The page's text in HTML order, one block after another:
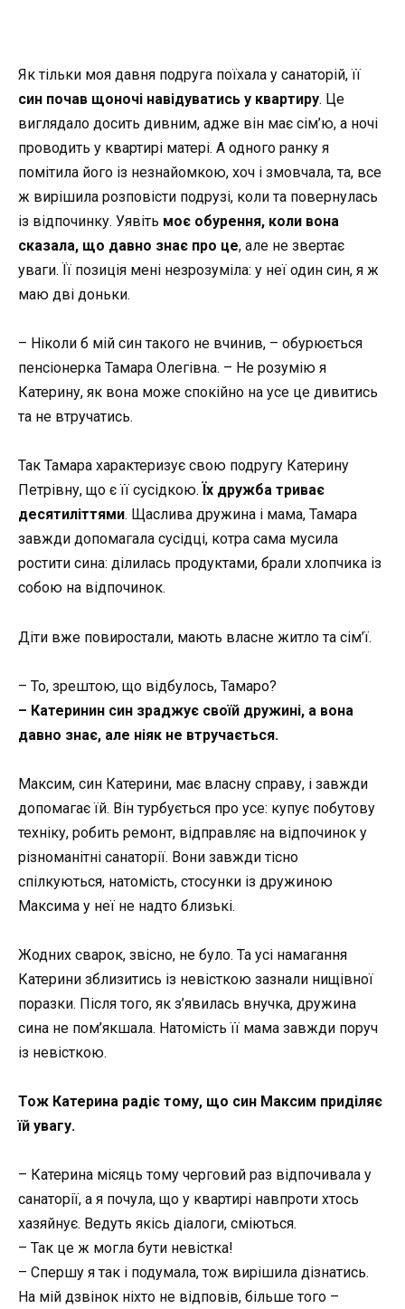
Як тільки моя давня подруга поїхала у санаторій, її
син почав щоночі навідуватись у квартиру. Це
виглядало досить дивним, адже він має сім’ю, а ночі
проводить у квартирі матері. А одного ранку я
помітила його із незнайомкою, хоч і змовчала, та, все
ж вирішила розповісти подрузі, коли та повернулась
із відпочинку. Уявіть моє обурення, коли вона
сказала, що давно знає про це, але не звертає
уваги. Її позиція мені незрозуміла: у неї один син, я ж
маю дві доньки.
– Ніколи б мій син такого не вчинив, – обурюється
пенсіонерка Тамара Олегівна. – Не розумію я
Катерину, як вона може спокійно на усе це дивитись
та не втручатись.
Так Тамара характеризує свою подругу Катерину
Петрівну, що є її сусідкою. Їх дружба триває
десятиліттями. Щаслива дружина і мама, Тамара
завжди допомагала сусідці, котра сама мусила
ростити сина: ділилась продуктами, брали хлопчика із
собою на відпочинок.
Діти вже повиростали, мають власне житло та сім’ї.
– То, зрештою, що відбулось, Тамаро?
– Катеринин син зраджує своїй дружині, а вона
давно знає, але ніяк не втручається.
Максим, син Катерини, має власну справу, і завжди
допомагає їй. Він турбується про усе: купує побутову
техніку, робить ремонт, відправляє на відпочинок у
різноманітні санаторії. Вони завжди тісно
спілкуються, натомість, стосунки із дружиною
Максима у неї не надто близькі.
Жодних сварок, звісно, не було. Та усі намагання
Катерини зблизитись із невісткою зазнали нищівної
поразки. Після того, як з’явилась внучка, дружина
сина не пом’якшала. Натомість її мама завжди поруч
із невісткою.
Тож Катерина радіє тому, що син Максим приділяє
їй увагу.
– Катерина місяць тому черговий раз відпочивала у
санаторії, а я почула, що у квартирі навпроти хтось
хазяйнує. Ведуть якісь діалоги, сміються.
– Так це ж могла бути невістка!
– Спершу я так і подумала, тож вирішила дізнатись.
На мій дзвінок ніхто не відповів, більше того –